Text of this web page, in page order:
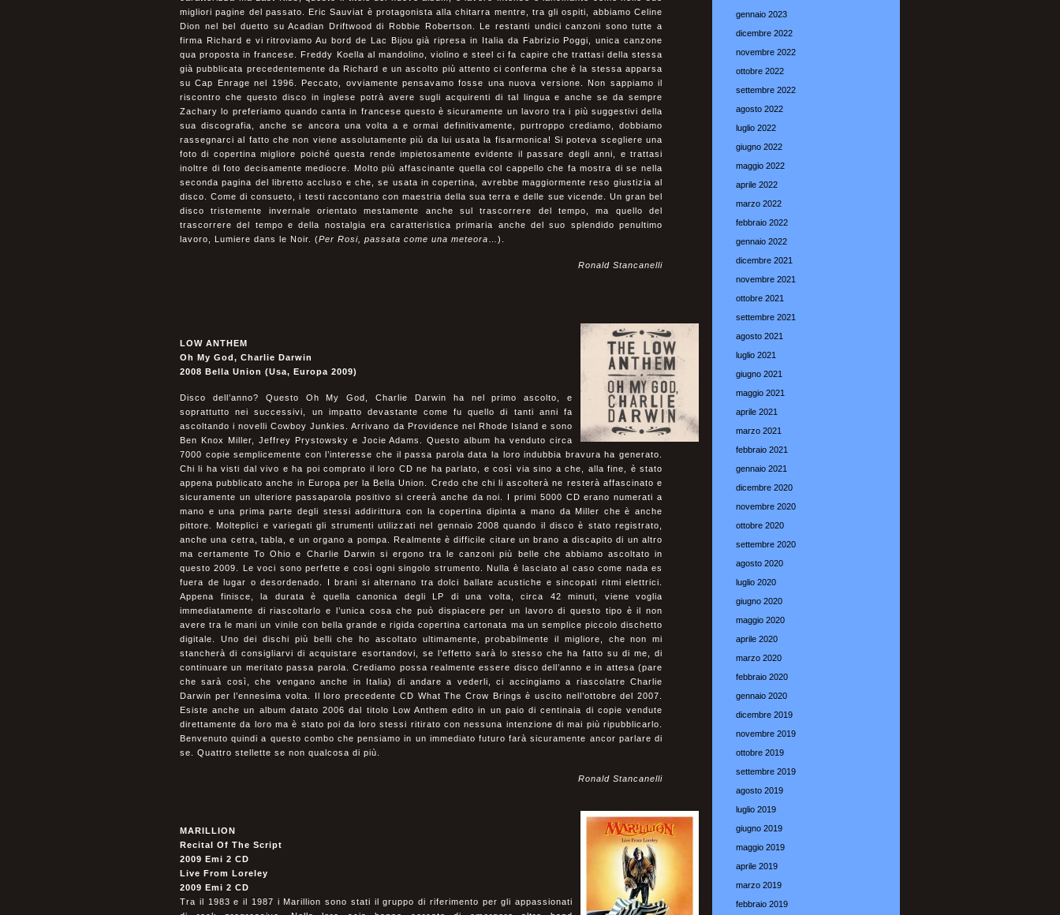
migliori pagine del passato. Eric Sauviat è protagonista alla chitarra mentre, tra gli ospiti, abbiamo Celine
Dion nel bel duetto su Acadian Driftwood di Robbie Robertson. Le restanti undici canzoni sono tutte a
firma Richard e vi ritroviamo Au bord de Lac Bijou già ripresa in Italia da Fabrizio Poggi, unica canzone
qua proposta in francese. Freddy Koella al mandolino, violino e steel ci fa capire che trattasi della stessa
già pubblicata precedentemente da Richard e un ascolto più attento ci conferma che è la stessa apparsa
su Cap Enrage nel 1996. Peccato, ovviamente pensavamo fosse una nuova versione. Non sappiamo il
riscontro che questo disco in inglese potrà avere sugli acquirenti di tal lingua e anche se da sempre
Zachary lo preferiamo quando canta in francese questo è sicuramente un lavoro tra i più suggestivi della
sua discografia, anche se ancora una volta a e ormai definitivamente, purtroppo crediamo, dobbiamo
rassegnarci al fatto che non viene assolutamente più da lui usata la fisarmonica! Si poteva scegliere una
foto di copertina migliore poiché questa rende impietosamente evidente il passare degli anni, e trattasi
inoltre di foto decisamente mediocre. Molto più affascinante quella col cappello che fa mostra di se nella
seconda pagina del libretto accluso e che, se usata in copertina, avrebbe maggiormente reso giustizia al
disco. Come di consueto, i testi raccontano con maestria della sua terra e delle sue vicende. Un gran bel
disco tristemente invernale orientato mestamente anche sul trascorrere del tempo, ma quello del
trascorrere del tempo e della nostalgia era caratteristica primaria anche del suo splendido penultimo
lavoro, Lumiere dans le Noir. (Per Rosi, passata come una meteora …).
Ronald Stancanelli
LOW ANTHEM
Oh My God, Charlie Darwin
2008 Bella Union (Usa, Europa 2009)
Disco dell’anno? Questo Oh My God, Charlie Darwin ha nel primo ascolto, e
soprattutto nei successivi, un impatto devastante come fu quello di tanti anni fa
ascoltando i novelli Cowboy Junkies. Arrivano da Providence nel Rhode Island e sono
Ben Knox Miller, Jeffrey Prystowsky e Jocie Adams. Questo album ha venduto circa
7000 copie semplicemente con l’interesse che il passa parola data la loro indubbia bravura ha generato.
Chi li ha visti dal vivo e ha poi comprato il loro CD ne ha parlato, e così via sino a che, alla fine, è stato
appena pubblicato anche in Europa per la Bella Union. Credo che chi li ascolterà ne resterà affascinato e
sicuramente un ulteriore passaparola positivo si creerà anche da noi. I primi 5000 CD erano numerati a
mano e una prima parte degli stessi addirittura con la copertina dipinta a mano da Miller che è anche
pittore. Molteplici e variegati gli strumenti utilizzati nel gennaio 2008 quando il disco è stato registrato,
anche una cetra, tabla, e un organo a pompa. Realmente è difficile citare un brano a discapito di un altro
ma certamente To Ohio e Charlie Darwin si ergono tra le canzoni più belle che abbiamo ascoltato in
questo 2009. Le voci sono perfette e così ogni singolo strumento. Nulla è lasciato al caso come nada es
fuera de lugar o desordenado. I brani si alternano tra dolci ballate acustiche e sincopati ritmi elettrici.
Appena finisce, la durata è quella canonica degli LP di una volta, circa 42 minuti, viene voglia
immediatamente di riascoltarlo e l’unica cosa che può dispiacere per un lavoro di questo tipo è il non
avere tra le mani un vinile con bella grande e rigida copertina cartonata ma un semplice piccolo dischetto
digitale. Uno dei dischi più belli che ho ascoltato ultimamente, probabilmente il migliore, che non mi
stancherà di consigliarvi di acquistare esortandovi, se l’effetto sarà lo stesso che ha fatto su di me, di
continuare un meritato passa parola. Crediamo possa realmente essere disco dell’anno e in attesa (pare
che sarà così, che vengano anche in Italia) di andare a vederli, ci accingiamo a riascolatre Charlie
Darwin per l’ennesima volta. Il loro precedente CD What The Crow Brings è uscito nell’ottobre del 2007.
Esiste anche un album datato 2006 dal titolo Low Anthem edito in un paio di centinaia di copie vendute
direttamente da loro ma è stato poi da loro stessi ritirato con nessuna intenzione di mai più ripubblicarlo.
Benvenuto quindi a questo combo che pensiamo in un immediato futuro farà sicuramente ancor parlare di
se. Quattro stellette se non qualcosa di più.
Ronald Stancanelli
MARILLION
Recital Of The Script
2009 Emi 2 CD
Live From Loreley
2009 Emi 2 CD
Tra il 1983 e il 1987 i Marillion sono stati il gruppo di riferimento per gli appassionati
gennaio 2023
dicembre 2022
novembre 2022
ottobre 2022
settembre 2022
agosto 2022
luglio 2022
giugno 2022
maggio 2022
aprile 2022
marzo 2022
febbraio 2022
gennaio 2022
dicembre 2021
novembre 2021
ottobre 2021
settembre 2021
agosto 2021
luglio 2021
giugno 2021
maggio 2021
aprile 2021
marzo 2021
febbraio 2021
gennaio 2021
dicembre 2020
novembre 2020
ottobre 2020
settembre 2020
agosto 2020
luglio 2020
giugno 2020
maggio 2020
aprile 2020
marzo 2020
febbraio 2020
gennaio 2020
dicembre 2019
novembre 2019
ottobre 2019
settembre 2019
agosto 2019
luglio 2019
giugno 2019
maggio 2019
aprile 2019
marzo 2019
febbraio 2019